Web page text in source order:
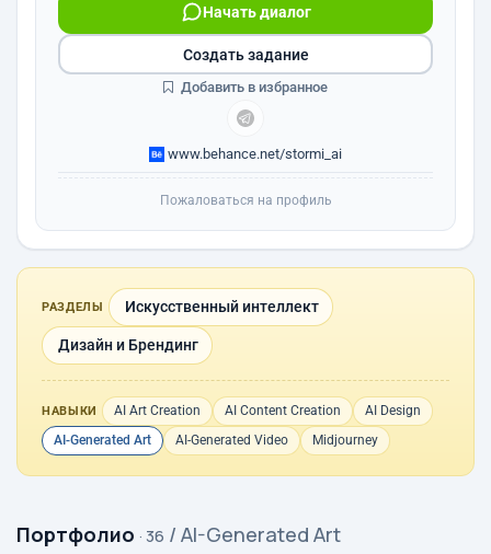
Начать диалог
www.behance.net/stormi_ai
Создать задание
Добавить в избранное
Пожаловаться на профиль
РАЗДЕЛЫ Искусственный интеллект
Дизайн и Брендинг
НАВЫКИ AI Art Creation AI Content Creation
AI Design
AI-Generated Art
AI-Generated Video Midjourney
Портфолио · 36 / AI-Generated Art